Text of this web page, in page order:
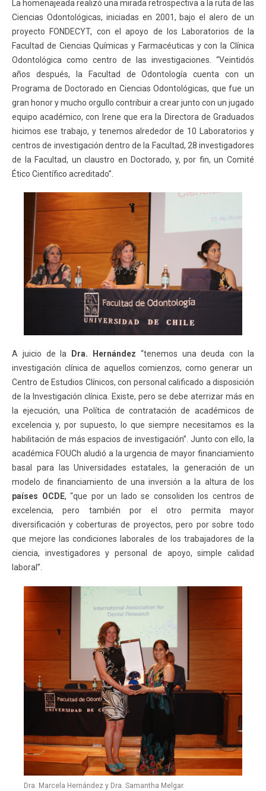
La homenajeada realizó una mirada retrospectiva a la ruta de las
Ciencias Odontológicas, iniciadas en 2001, bajo el alero de un
proyecto FONDECYT, con el apoyo de los Laboratorios de la
Facultad de Ciencias Químicas y Farmacéuticas y con la Clínica
Odontológica como centro de las investigaciones. “Veintidós
años después, la Facultad de Odontología cuenta con un
Programa de Doctorado en Ciencias Odontológicas, que fue un
gran honor y mucho orgullo contribuir a crear junto con un jugado
equipo académico, con Irene que era la Directora de Graduados
hicimos ese trabajo, y tenemos alrededor de 10 Laboratorios y
centros de investigación dentro de la Facultad, 28 investigadores
de la Facultad, un claustro en Doctorado, y, por fin, un Comité
Ético Científico acreditado”.
A juicio de la Dra. Hernández “tenemos una deuda con la
investigación clínica de aquellos comienzos, como generar un
Centro de Estudios Clínicos, con personal calificado a disposición
de la Investigación clínica. Existe, pero se debe aterrizar más en
la ejecución, una Política de contratación de académicos de
excelencia y, por supuesto, lo que siempre necesitamos es la
habilitación de más espacios de investigación”. Junto con ello, la
académica FOUCh aludió a la urgencia de mayor financiamiento
basal para las Universidades estatales, la generación de un
modelo de financiamiento de una inversión a la altura de los
países OCDE, “que por un lado se consoliden los centros de
excelencia, pero también por el otro permita mayor
diversificación y coberturas de proyectos, pero por sobre todo
que mejore las condiciones laborales de los trabajadores de la
ciencia, investigadores y personal de apoyo, simple calidad
laboral”.
Dra. Marcela Hernández y Dra. Samantha Melgar.